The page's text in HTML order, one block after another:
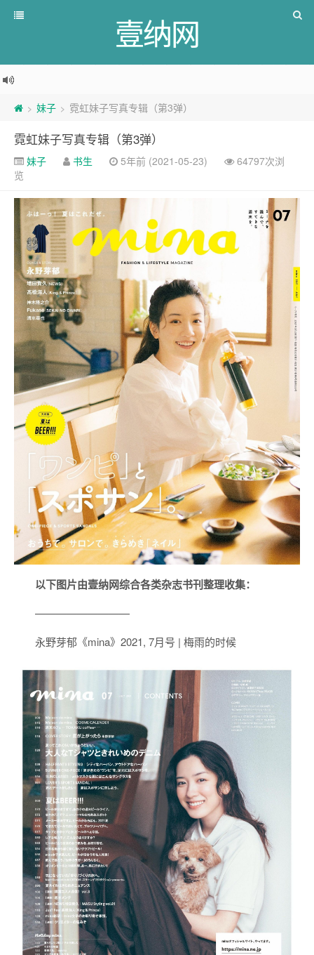
壹纳网
> 妹子 > 霓虹妹子写真专辑（第3弹）
霓虹妹子写真专辑（第3弹）
妹子 书生 5年前 (2021-05-23)
64797次浏
览
以下图片由壹纳网综合各类杂志书刊整理收集：
—————————
永野芽郁《mina》2021, 7月号 | 梅雨的时候